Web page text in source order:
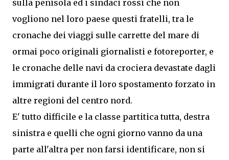
sulla penisola ed i sindaci rossi che non
vogliono nel loro paese questi fratelli, tra le
cronache dei viaggi sulle carrette del mare di
ormai poco originali giornalisti e fotoreporter, e
le cronache delle navi da crociera devastate dagli
immigrati durante il loro spostamento forzato in
altre regioni del centro nord.
E' tutto difficile e la classe partitica tutta, destra
sinistra e quelli che ogni giorno vanno da una
parte all'altra per non farsi identificare, non si